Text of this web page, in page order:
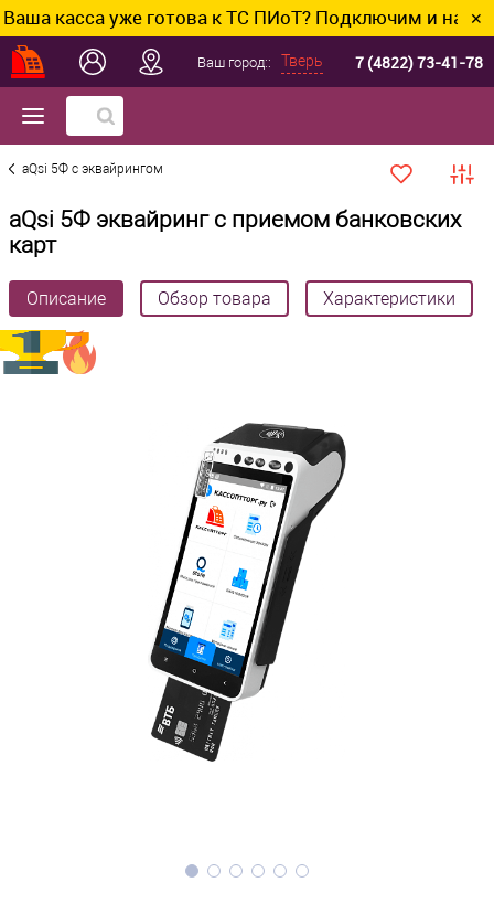
уже готова к ТС ПИоТ? Подключим и настроим ✕
Ваш город:: Тверь 7 (4822) 73-41-78
aQsi 5Ф с эквайрингом
aQsi 5Ф эквайринг с приемом банковских
карт
Описание Обзор товара Характеристики